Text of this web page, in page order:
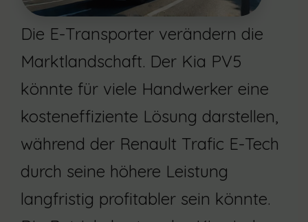
Die E-Transporter verändern die
Marktlandschaft. Der Kia PV5
könnte für viele Handwerker eine
kosteneffiziente Lösung darstellen,
während der Renault Trafic E-Tech
durch seine höhere Leistung
langfristig profitabler sein könnte.